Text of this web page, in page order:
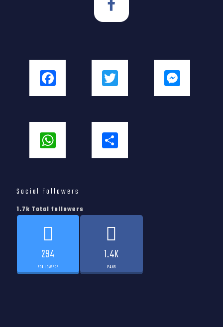
Facebook Twitter Messenger
WhatsApp Share
Social Followers
1.7k Total followers
294
FOLLOWERS
1.4K
FANS